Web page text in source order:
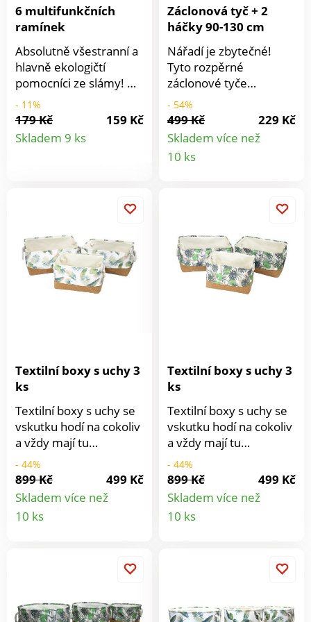
6 multifunkčních
ramínek
Absolutně všestranní a
hlavně ekologičtí
pomocníci ze slámy! Na
tato multifunkční
ramínka můžete
zavěsit i pásky, kabelky,
tašky atd. Z přírodního
biologicky rozložitelné.
Sada 6 ks. růžová.
- 11%
179 Kč
159 Kč
Skladem 9 ks
Detail
Záclonová tyč + 2
háčky 90-130 cm
Nářadí je zbytečné!
Tyto rozpěrné
záclonové tyče
připevněte nahoru na
okno - hotovo!
Dodáváno se 2 háčky
na zavěšení na okenní
rámy. Záclonová tyč + 2
- 54%
499 Kč
229 Kč
Skladem více než
10 ks
Textilní boxy s uchy 3
ks
Textilní boxy s uchy se
vskutku hodí na cokoliv
a vždy mají tu
schopnost udržet
pořádek. Ať už do nich
budete odkládat
špinavé či čisté prádlo
nebo mnoho různých
nepořádek nedostane
vyztužené tak, aby si
udržely správný tvar.
- 44%
899 Kč
499 Kč
Skladem více než
10 ks
Textilní boxy s uchy 3
ks
Textilní boxy s uchy se
vskutku hodí na cokoliv
a vždy mají tu
schopnost udržet
pořádek. Ať už do nich
budete odkládat
špinavé či čisté prádlo
nebo mnoho různých
nepořádek nedostane
vyztužené tak, aby si
udržely správný tvar.
- 44%
899 Kč
499 Kč
Skladem více než
10 ks